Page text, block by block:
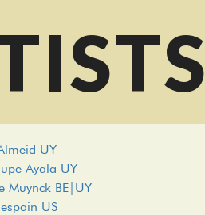
UY
Ayala UY
Muynck BE|UY
US